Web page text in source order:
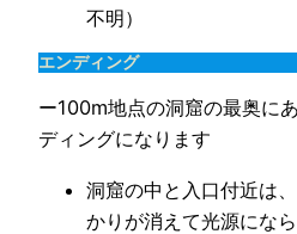
不明）
エンディング
ー100m地点の洞窟の最奥に
ディングになります
洞窟の中と入口付近は
かりが消えて光源にな